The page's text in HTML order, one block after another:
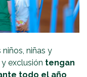
niñas y
exclusión tengan
todo el año